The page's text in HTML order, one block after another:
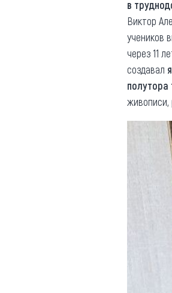
в
Виктор
учеников
через 11
создавал
полутора
живописи,